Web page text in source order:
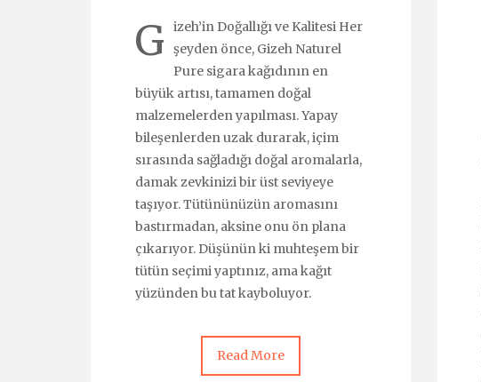
G
izeh’in Doğallığı ve Kalitesi Her
şeyden önce, Gizeh Naturel
Pure sigara kağıdının en
büyük artısı, tamamen doğal
malzemelerden yapılması. Yapay
bileşenlerden uzak durarak, içim
sırasında sağladığı doğal aromalarla,
damak zevkinizi bir üst seviyeye
taşıyor. Tütününüzün aromasını
bastırmadan, aksine onu ön plana
çıkarıyor. Düşünün ki muhteşem bir
tütün seçimi yaptınız, ama kağıt
yüzünden bu tat kayboluyor.
Read More